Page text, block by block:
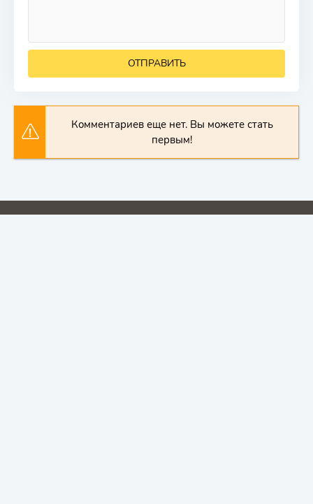
ОТПРАВИТЬ
Комментариев еще нет. Вы можете стать
первым!